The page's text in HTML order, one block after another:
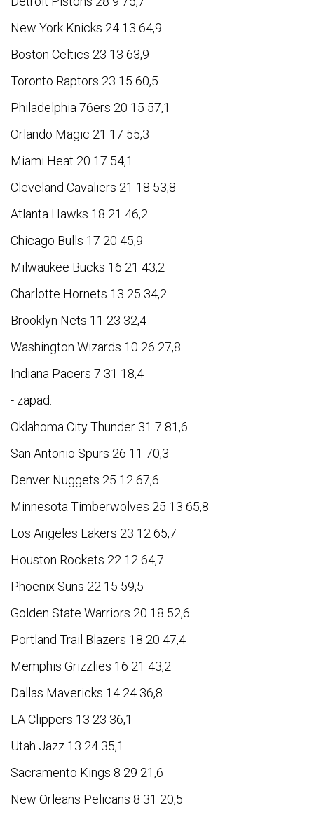
New York Knicks 24 13 64,9
Boston Celtics 23 13 63,9
Toronto Raptors 23 15 60,5
Philadelphia 76ers 20 15 57,1
Orlando Magic 21 17 55,3
Miami Heat 20 17 54,1
Cleveland Cavaliers 21 18 53,8
Atlanta Hawks 18 21 46,2
Chicago Bulls 17 20 45,9
Milwaukee Bucks 16 21 43,2
Charlotte Hornets 13 25 34,2
Brooklyn Nets 11 23 32,4
Washington Wizards 10 26 27,8
Indiana Pacers 7 31 18,4
- zapad:
Oklahoma City Thunder 31 7 81,6
San Antonio Spurs 26 11 70,3
Denver Nuggets 25 12 67,6
Minnesota Timberwolves 25 13 65,8
Los Angeles Lakers 23 12 65,7
Houston Rockets 22 12 64,7
Phoenix Suns 22 15 59,5
Golden State Warriors 20 18 52,6
Portland Trail Blazers 18 20 47,4
Memphis Grizzlies 16 21 43,2
Dallas Mavericks 14 24 36,8
LA Clippers 13 23 36,1
Utah Jazz 13 24 35,1
Sacramento Kings 8 29 21,6
New Orleans Pelicans 8 31 20,5